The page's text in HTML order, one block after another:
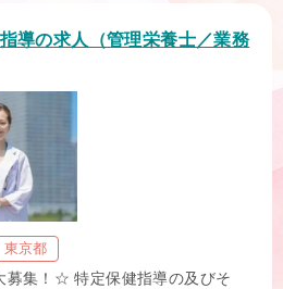
導の求人（管理栄養士／業務
東京都
募集！☆ 特定保健指導の及びそ